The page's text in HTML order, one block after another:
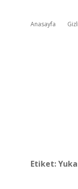
Anasayfa
Etiket: